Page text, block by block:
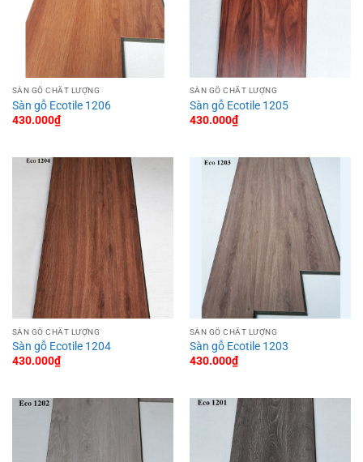
SÀN GỖ CHẤT LƯỢNG
Sàn gỗ Ecotile 1206
430.000₫
SÀN GỖ CHẤT LƯỢNG
Sàn gỗ Ecotile 1205
430.000₫
SÀN GỖ CHẤT LƯỢNG
Sàn gỗ Ecotile 1204
430.000₫
SÀN GỖ CHẤT LƯỢNG
Sàn gỗ Ecotile 1203
430.000₫